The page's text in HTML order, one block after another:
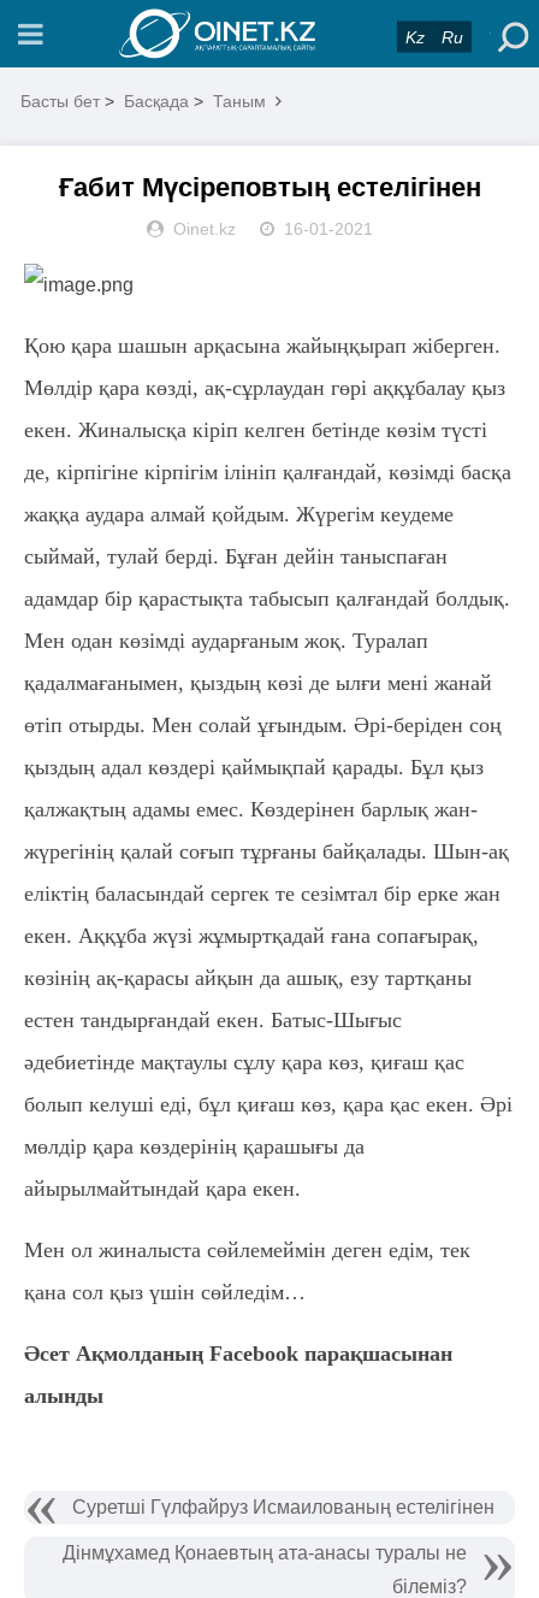
Kz Ru
Басты бет > Басқада > Таным
Ғабит Мүсіреповтың естелігінен
Oinet.kz 16-01-2021
Қою қара шашын арқасына жайыңқырап жіберген.
Мөлдір қара көзді, ақ-сұрлаудан гөрі аққұбалау қыз
екен. Жиналысқа кіріп келген бетінде көзім түсті
де, кірпігіне кірпігім ілініп қалғандай, көзімді басқа
жаққа аудара алмай қойдым. Жүрегім кеудеме
сыймай, тулай берді. Бұған дейін таныспаған
адамдар бір қарастықта табысып қалғандай болдық.
Мен одан көзімді аударғаным жоқ. Туралап
қадалмағанымен, қыздың көзі де ылғи мені жанай
өтіп отырды. Мен солай ұғындым. Әрі-беріден соң
қыздың адал көздері қаймықпай қарады. Бұл қыз
қалжақтың адамы емес. Көздерінен барлық жан-
жүрегінің қалай соғып тұрғаны байқалады. Шын-ақ
еліктің баласындай сергек те сезімтал бір ерке жан
екен. Аққұба жүзі жұмыртқадай ғана сопағырақ,
көзінің ақ-қарасы айқын да ашық, езу тартқаны
естен тандырғандай екен. Батыс-Шығыс
әдебиетінде мақтаулы сұлу қара көз, қиғаш қас
болып келуші еді, бұл қиғаш көз, қара қас екен. Әрі
мөлдір қара көздерінің қарашығы да
айырылмайтындай қара екен.
Мен ол жиналыста сөйлемеймін деген едім, тек
қана сол қыз үшін сөйледім…
Әсет Ақмолданың Facebook парақшасынан
алынды
Суретші Гүлфайруз Исмаилованың естелігінен
Дінмұхамед Қонаевтың ата-анасы туралы не
білеміз?